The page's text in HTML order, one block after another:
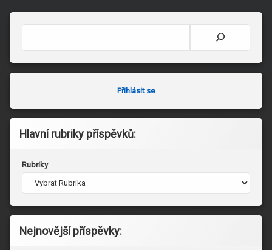
Přihlásit se
Hlavní rubriky příspěvků:
Rubriky
Nejnovější příspěvky: